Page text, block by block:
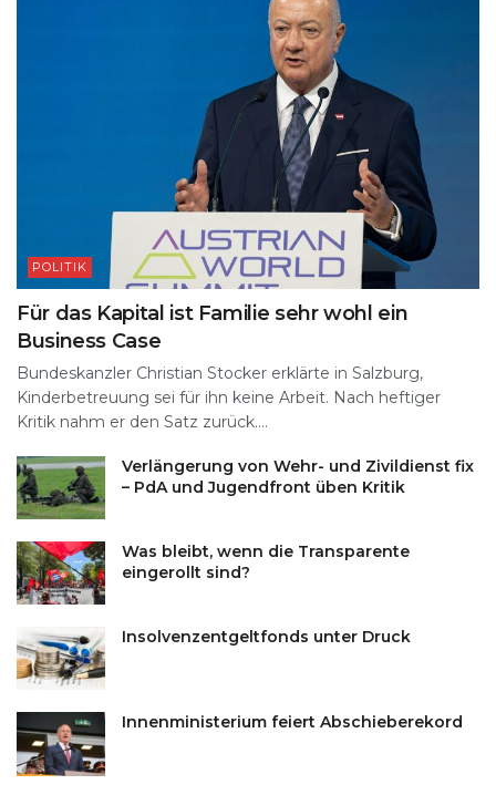
POLITIK
Für das Kapital ist Familie sehr wohl ein
Business Case
Bundeskanzler Christian Stocker erklärte in Salzburg,
Kinderbetreuung sei für ihn keine Arbeit. Nach heftiger
Kritik nahm er den Satz zurück....
Verlängerung von Wehr- und Zivildienst fix
– PdA und Jugendfront üben Kritik
Was bleibt, wenn die Transparente
eingerollt sind?
Insolvenzentgeltfonds unter Druck
Innenministerium feiert Abschieberekord